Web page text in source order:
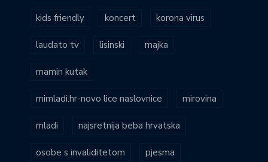
kids friendly koncert korona virus
laudato tv lisinski majka
mamin kutak
mimladi.hr-novo lice naslovnice mirovina
mladi najsretnija beba hrvatska
osobe s invaliditetom pjesma